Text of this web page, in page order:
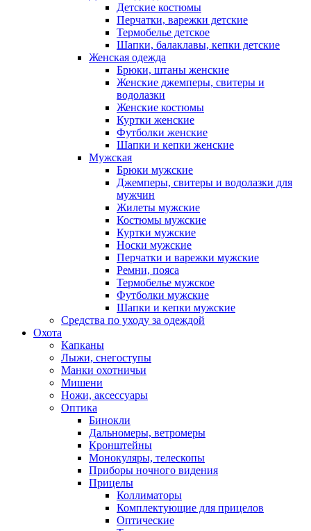
Детские костюмы
Перчатки, варежки детские
Термобелье детское
Шапки, балаклавы, кепки детские
Женская одежда
Брюки, штаны женские
Женские джемперы, свитеры и
водолазки
Женские костюмы
Куртки женские
Футболки женские
Шапки и кепки женские
Мужская
Брюки мужские
Джемперы, свитеры и водолазки для
мужчин
Жилеты мужские
Костюмы мужские
Куртки мужские
Носки мужские
Перчатки и варежки мужские
Ремни, пояса
Термобелье мужское
Футболки мужские
Шапки и кепки мужские
Средства по уходу за одеждой
Охота
Капканы
Лыжи, снегоступы
Манки охотничьи
Мишени
Ножи, аксессуары
Оптика
Бинокли
Дальномеры, ветромеры
Кронштейны
Монокуляры, телескопы
Приборы ночного видения
Прицелы
Коллиматоры
Комплектующие для прицелов
Оптические